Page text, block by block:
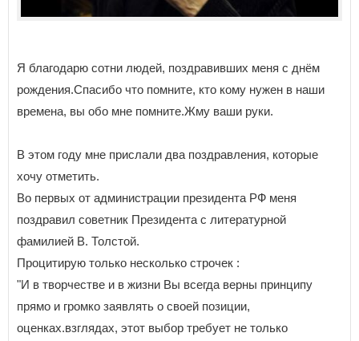
Я благодарю сотни людей, поздравивших меня с днём
рождения.Спасибо что помните, кто кому нужен в наши
времена, вы обо мне помните.Жму ваши руки.
В этом году мне прислали два поздравления, которые
хочу отметить.
Во первых от администрации президента РФ меня
поздравил советник Президента с литературной
фамилией В. Толстой.
Процитирую только несколько строчек :
"И в творчестве и в жизни Вы всегда верны принципу
прямо и громко заявлять о своей позиции,
оценках.взглядах, этот выбор требует не только